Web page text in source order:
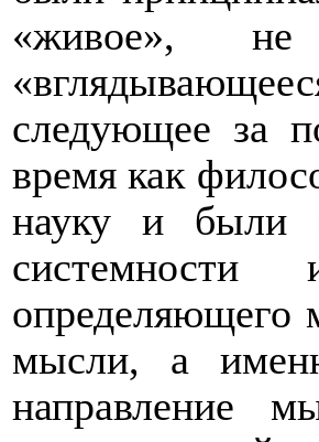
«живое», не
следующее за
время как
науку и были
определяющего
мысли, а
направление